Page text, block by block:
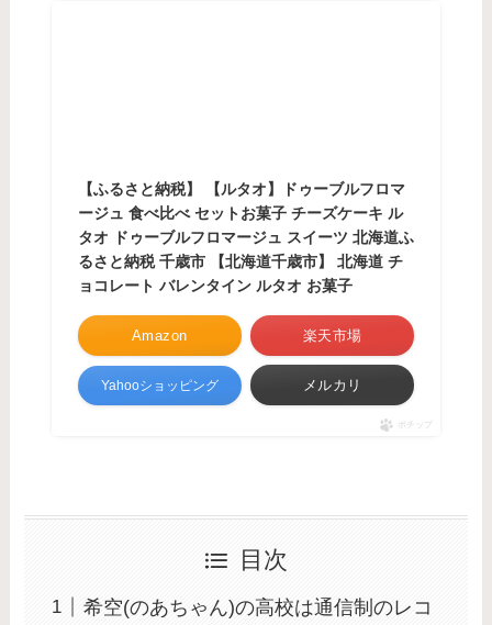
【ふるさと納税】 【ルタオ】ドゥーブルフロマ
ージュ 食べ比べ セットお菓子 チーズケーキ ル
タオ ドゥーブルフロマージュ スイーツ 北海道ふ
るさと納税 千歳市 【北海道千歳市】 北海道 チ
ョコレート バレンタイン ルタオ お菓子
Amazon 楽天市場
Yahooショッピング メルカリ
ポチップ
目次
希空(のあちゃん)の高校は通信制のレコ